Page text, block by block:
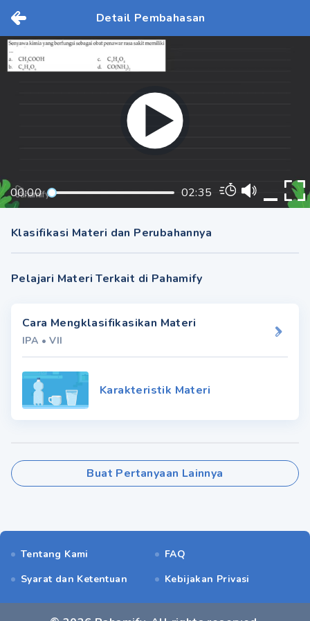
Detail Pembahasan
00:00 02:35
Klasifikasi Materi dan Perubahannya
Pelajari Materi Terkait di Pahamify
Cara Mengklasifikasikan Materi
IPA •VII
Karakteristik Materi
Buat Pertanyaan Lainnya
Tentang Kami
FAQ
Syarat dan Ketentuan
Kebijakan Privasi